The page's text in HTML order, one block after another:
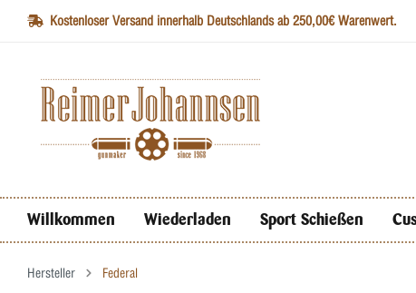
Kostenloser Versand innerhalb Deutschlands ab 250,00€ Warenwert.
Willkommen Wiederladen Sport Schießen
Hersteller Federal